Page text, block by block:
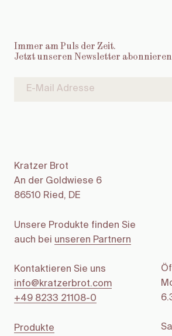
Immer am Puls der Zeit.
Jetzt unseren Newsletter
Kratzer Brot
An der Goldwiese 6
86510 Ried, DE
Unsere Produkte finden Sie
auch bei unseren Partnern
Kontaktieren Sie uns
info@kratzerbrot.com
+49 8233 21108-0
Produkte